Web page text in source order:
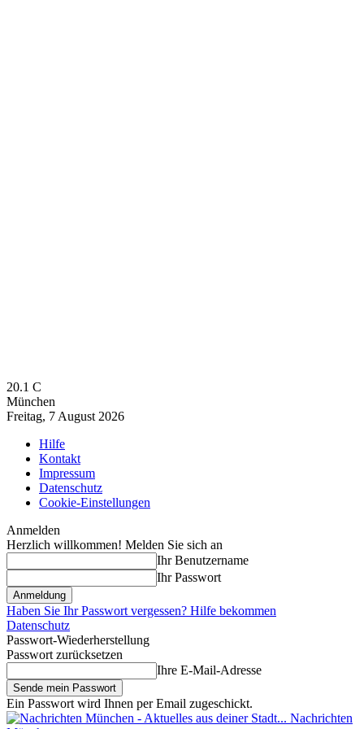
20.1 C
München
Freitag, 7 August 2026
Hilfe
Kontakt
Impressum
Datenschutz
Cookie-Einstellungen
Anmelden
Herzlich willkommen! Melden Sie sich an
Ihr Benutzername
Ihr Passwort
Haben Sie Ihr Passwort vergessen? Hilfe bekommen
Datenschutz
Passwort-Wiederherstellung
Passwort zurücksetzen
Ihre E-Mail-Adresse
Ein Passwort wird Ihnen per Email zugeschickt.
Nachrichten